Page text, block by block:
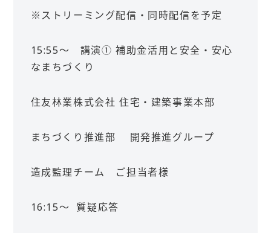
※ストリーミング配信・同時配信を予定
15:55～ 講演① 補助金活用と安全・安心
なまちづくり
住友林業株式会社 住宅・建築事業本部
まちづくり推進部 開発推進グループ
造成監理チーム ご担当者様
16:15～ 質疑応答